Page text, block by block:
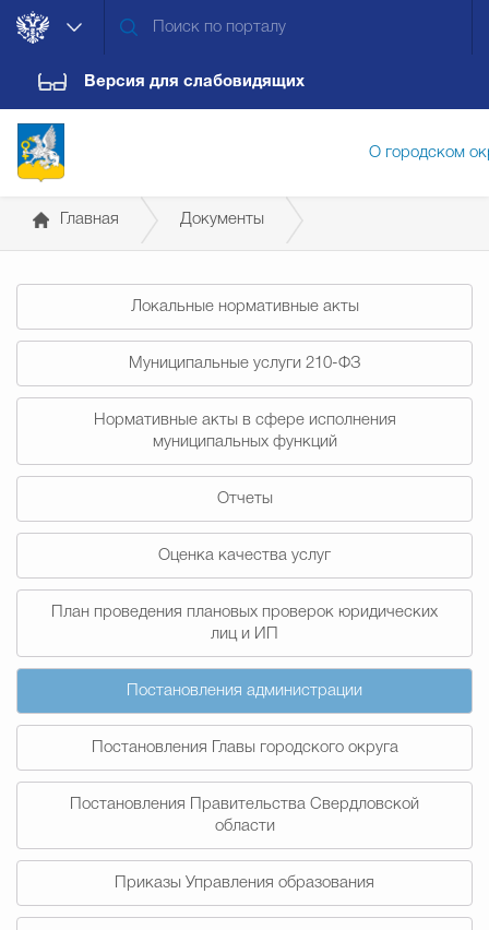
Версия для слабовидящих
О городском
Дума городского округа
Новости Обращения граждан
Противодействие
Муниципальные
Главная Документы
Локальные нормативные акты
Муниципальные услуги 210-ФЗ
Нормативные акты в сфере исполнения
муниципальных функций
Отчеты
Оценка качества услуг
План проведения плановых проверок юридических
лиц и ИП
Постановления администрации
Постановления Главы городского округа
Постановления Правительства Свердловской
области
Приказы Управления образования